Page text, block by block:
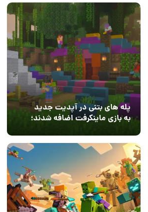
پله های بتنی در آپدیت جدید
به بازی ماینکرفت اضافه شدند؛